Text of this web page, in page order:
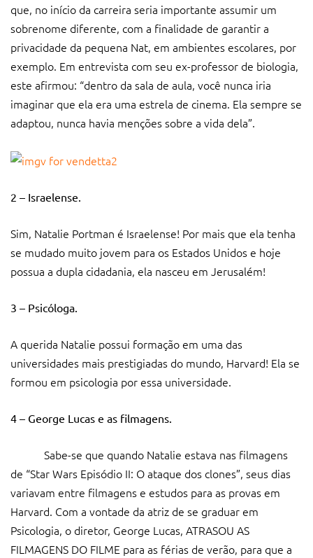
que, no início da carreira seria importante assumir um
sobrenome diferente, com a finalidade de garantir a
privacidade da pequena Nat, em ambientes escolares, por
exemplo. Em entrevista com seu ex-professor de biologia,
este afirmou: “dentro da sala de aula, você nunca iria
imaginar que ela era uma estrela de cinema. Ela sempre se
adaptou, nunca havia menções sobre a vida dela”.
2 – Israelense.
Sim, Natalie Portman é Israelense! Por mais que ela tenha
se mudado muito jovem para os Estados Unidos e hoje
possua a dupla cidadania, ela nasceu em Jerusalém!
3 – Psicóloga.
A querida Natalie possui formação em uma das
universidades mais prestigiadas do mundo, Harvard! Ela se
formou em psicologia por essa universidade.
4 – George Lucas e as filmagens.
Sabe-se que quando Natalie estava nas filmagens
de “Star Wars Episódio II: O ataque dos clones”, seus dias
variavam entre filmagens e estudos para as provas em
Harvard. Com a vontade da atriz de se graduar em
Psicologia, o diretor, George Lucas, ATRASOU AS
FILMAGENS DO FILME para as férias de verão, para que a